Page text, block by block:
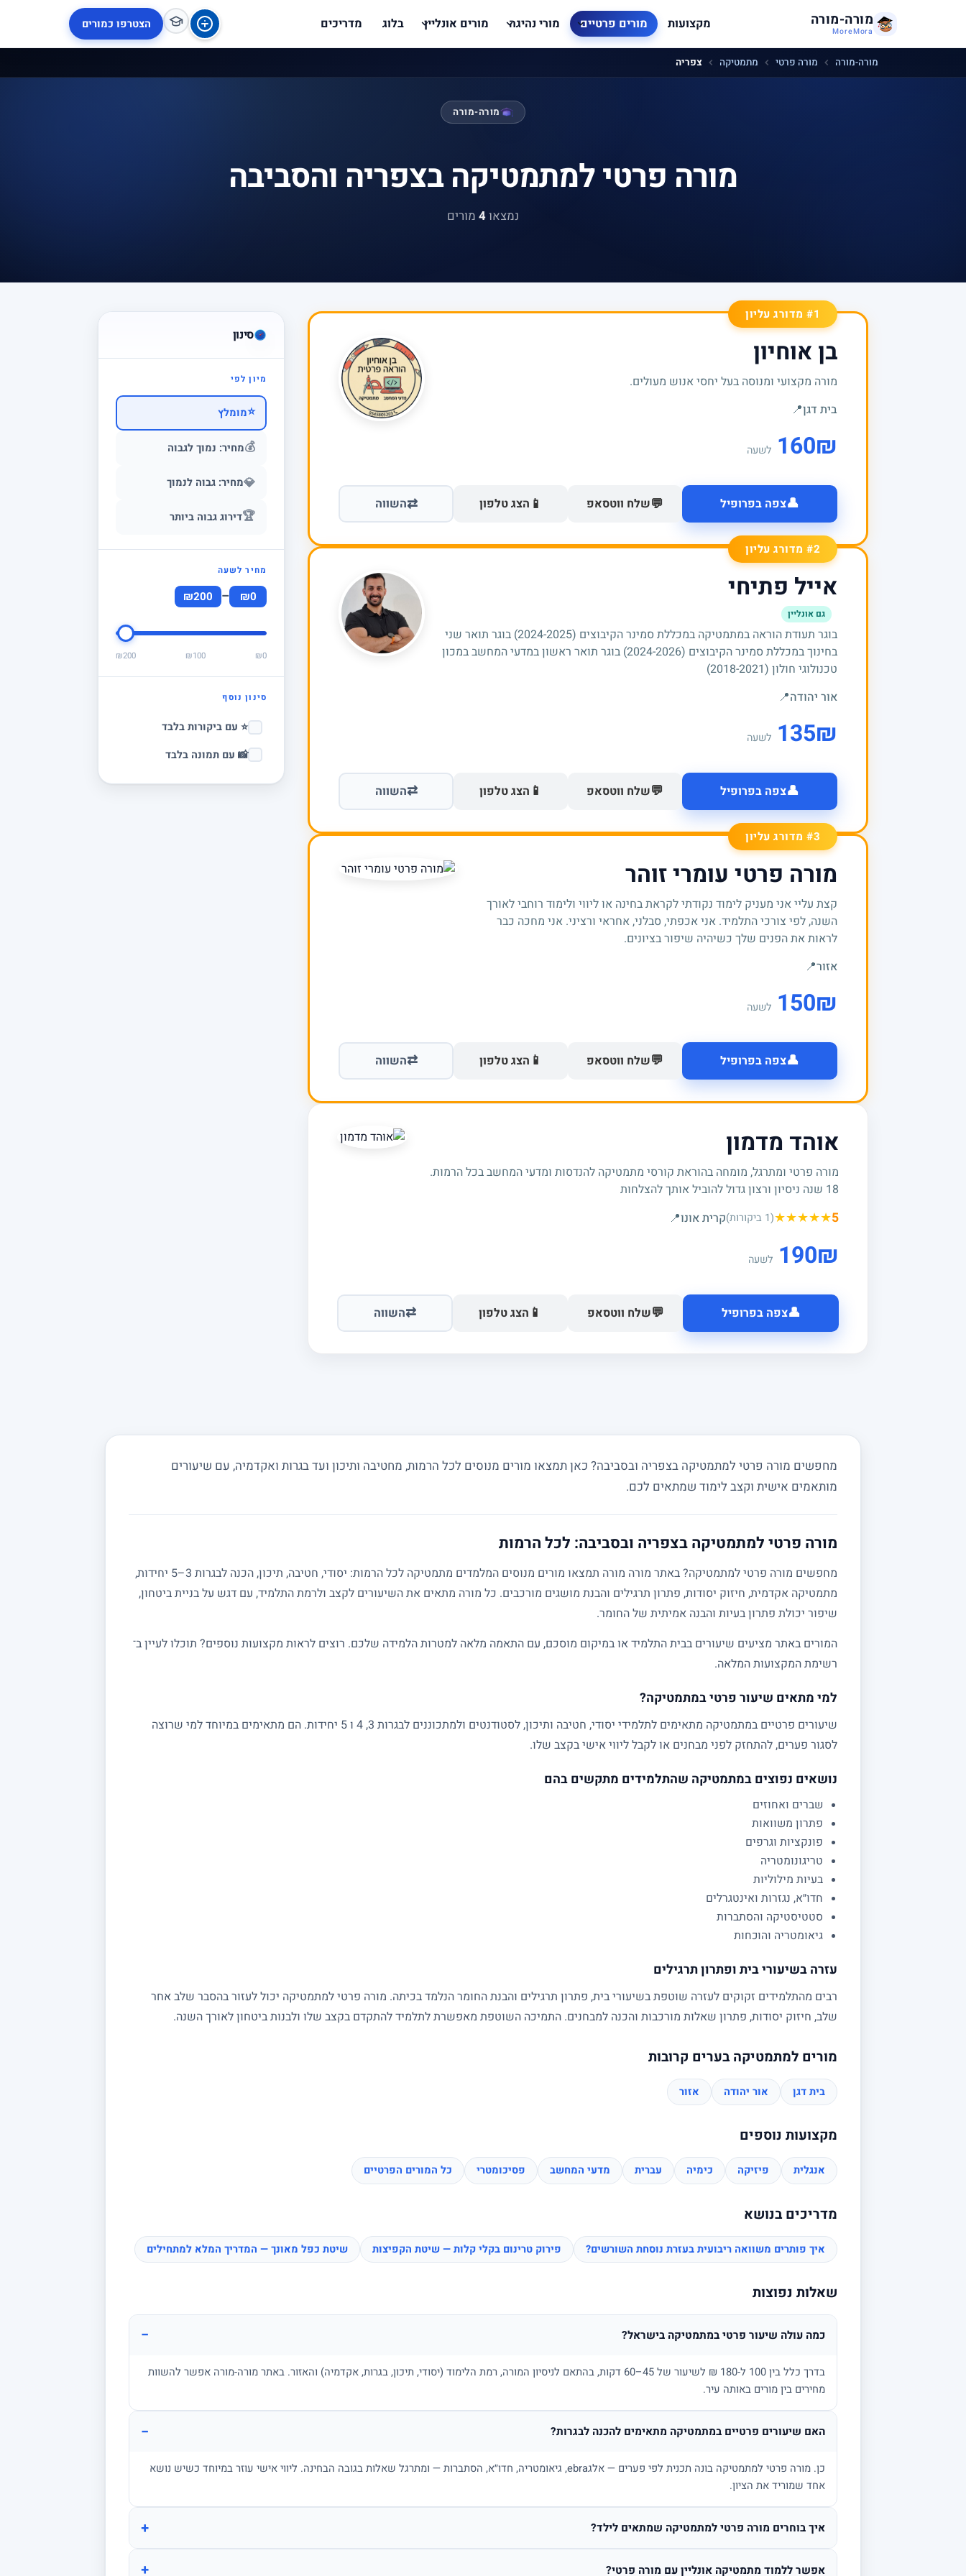
מורה-מורה
MoreMora מקצועות מורים פרטיים מורי נהיגה מורים אונליין בלוג מדריכים הצטרפו כמורים
מורה-מורה מורה פרטי מתמטיקה צפריה
מורה-מורה
מורה פרטי למתמטיקה בצפריה והסביבה
נמצאו 4 מורים
סינון
מיון לפי
⭐מומלץ
💰מחיר: נמוך לגבוה
💎מחיר: גבוה לנמוך
🏆דירוג גבוה ביותר
מחיר לשעה
₪0
–
₪200
₪0
₪100
₪200
סינון נוסף
⭐ עם ביקורות בלבד
📸 עם תמונה בלבד
#1 מדורג עליון
בן אוחיון
מורה מקצועי ומנוסה בעל יחסי אנוש מעולים.
בית דגן📍
₪
160 לשעה
👤צפה בפרופיל 💬שלח ווטסאפ 📱 הצג טלפון ⇄השווה
#2 מדורג עליון
אייל פתיחי
גם אונליין
בוגר תעודת הוראה במתמטיקה במכללת סמינר הקיבוצים (2024-2025) בוגר תואר שני
בחינוך במכללת סמינר הקיבוצים (2024-2026) בוגר תואר ראשון במדעי המחשב במכון
טכנולוגי חולון (2018-2021)
אור יהודה📍
₪
135 לשעה
👤צפה בפרופיל 💬שלח ווטסאפ 📱 הצג טלפון ⇄השווה
#3 מדורג עליון
מורה פרטי עומרי זוהר
קצת עליי אני מעניק לימוד נקודתי לקראת בחינה או ליווי ולימוד רוחבי לאורך
השנה, לפי צורכי התלמיד. אני אכפתי, סבלני, אחראי ורציני. אני מחכה כבר
לראות את הפנים שלך כשיהיה שיפור בציונים.
אזור📍
₪
150 לשעה
👤צפה בפרופיל 💬שלח ווטסאפ 📱 הצג טלפון ⇄השווה
אוהד מדמון
מורה פרטי ומתרגל, מומחה בהוראת קורסי מתמטיקה להנדסות ומדעי המחשב בכל הרמות.
18 שנה ניסיון ורצון גדול להוביל אותך להצלחות
(1 ביקורות)★★★★★5 קרית אונו📍
₪
190 לשעה
👤צפה בפרופיל 💬שלח ווטסאפ 📱 הצג טלפון ⇄השווה
מחפשים מורה פרטי למתמטיקה בצפריה ובסביבה? כאן תמצאו מורים מנוסים לכל הרמות, מחטיבה ותיכון ועד בגרות ואקדמיה, עם שיעורים
מותאמים אישית וקצב לימוד שמתאים לכם.
מורה פרטי למתמטיקה בצפריה ובסביבה: לכל הרמות
מחפשים מורה פרטי למתמטיקה? באתר מורה מורה תמצאו מורים מנוסים המלמדים מתמטיקה לכל הרמות: יסודי, חטיבה, תיכון, הכנה לבגרות 3–5 יחידות,
מתמטיקה אקדמית, חיזוק יסודות, פתרון תרגילים והבנת מושגים מורכבים. כל מורה מתאים את השיעורים לקצב ולרמת התלמיד, עם דגש על בניית ביטחון,
שיפור יכולת פתרון בעיות והבנה אמיתית של החומר.
המורים באתר מציעים שיעורים בבית התלמיד או במיקום מוסכם, עם התאמה מלאה למטרות הלמידה שלכם. רוצים לראות מקצועות נוספים? תוכלו לעיין ב־
רשימת המקצועות המלאה.
למי מתאים שיעור פרטי במתמטיקה?
שיעורים פרטיים במתמטיקה מתאימים לתלמידי יסודי, חטיבה ותיכון, לסטודנטים ולמתכוננים לבגרות 3, 4 ו 5 יחידות. הם מתאימים במיוחד למי שרוצה
לסגור פערים, להתחזק לפני מבחנים או לקבל ליווי אישי בקצב שלו.
נושאים נפוצים במתמטיקה שהתלמידים מתקשים בהם
שברים ואחוזים
פתרון משוואות
פונקציות וגרפים
טריגונומטריה
בעיות מילוליות
חדו״א, נגזרות ואינטגרלים
סטטיסטיקה והסתברות
גיאומטריה והוכחות
עזרה בשיעורי בית ופתרון תרגילים
רבים מהתלמידים זקוקים לעזרה שוטפת בשיעורי בית, פתרון תרגילים והבנת החומר הנלמד בכיתה. מורה פרטי למתמטיקה יכול לעזור בהסבר שלב אחר
שלב, חיזוק יסודות, פתרון שאלות מורכבות והכנה למבחנים. התמיכה השוטפת מאפשרת לתלמיד להתקדם בקצב שלו ולבנות ביטחון לאורך השנה.
מורים למתמטיקה בערים קרובות
בית דגן אור יהודה אזור
מקצועות נוספים
אנגלית פיזיקה כימיה עברית מדעי המחשב פסיכומטרי כל המורים הפרטיים
מדריכים בנושא
איך פותרים משוואה ריבועית בעזרת נוסחת השורשים? פירוק טרינום בקלי קלות — שיטת הקפיצות שיטת כפל מאונך — המדריך המלא למתחילים
שאלות נפוצות
כמה עולה שיעור פרטי במתמטיקה בישראל? −
בדרך כלל בין 100 ל-180 ₪ לשיעור של 45–60 דקות, בהתאם לניסיון המורה, רמת הלימוד (יסודי, תיכון, בגרות, אקדמיה) והאזור. באתר מורה-מורה אפשר להשוות
מחירים בין מורים באותה עיר.
האם שיעורים פרטיים במתמטיקה מתאימים להכנה לבגרות? −
כן. מורה פרטי למתמטיקה בונה תכנית לפי פערים — אלגebra, גיאומטריה, חדו״א, הסתברות — ומתרגל שאלות בגובה הבחינה. ליווי אישי עוזר במיוחד כשיש נושא
אחד שמוריד את הציון.
איך בוחרים מורה פרטי למתמטיקה שמתאים לילד? +
אפשר ללמוד מתמטיקה אונליין עם מורה פרטי? +